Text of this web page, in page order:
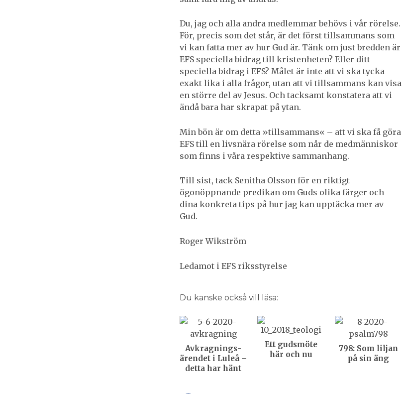
Du, jag och alla andra medlemmar behövs i vår rörelse.
För, precis som det står, är det först tillsammans som
vi kan fatta mer av hur Gud är. Tänk om just bredden är
EFS speciella bidrag till kristenheten? Eller ditt
speciella bidrag i EFS? Målet är inte att vi ska tycka
exakt lika i alla frågor, utan att vi tillsammans kan visa
en större del av Jesus. Och tacksamt konstatera att vi
ändå bara har skrapat på ytan.
Min bön är om detta »tillsammans« – att vi ska få göra
EFS till en livsnära rörelse som når de medmänniskor
som finns i våra respektive sammanhang.
Till sist, tack Senitha Olsson för en riktigt
ögonöppnande predikan om Guds olika färger och
dina konkreta tips på hur jag kan upptäcka mer av
Gud.
Roger Wikström
Ledamot i EFS riksstyrelse
Du kanske också vill läsa:
Avkragnings­
ärendet i Luleå –
detta har hänt
Ett gudsmöte
här och nu
798: Som liljan
på sin äng